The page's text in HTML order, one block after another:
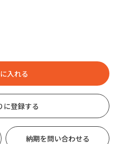
に登録する
納期を問い合わせる